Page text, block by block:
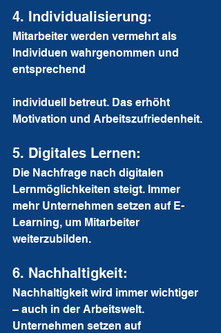
4. Individualisierung:
Mitarbeiter werden vermehrt als
Individuen wahrgenommen und
entsprechend
individuell betreut. Das erhöht
Motivation und Arbeitszufriedenheit.
5. Digitales Lernen:
Die Nachfrage nach digitalen
Lernmöglichkeiten steigt. Immer
mehr Unternehmen setzen auf E-
Learning, um Mitarbeiter
weiterzubilden.
6. Nachhaltigkeit:
Nachhaltigkeit wird immer wichtiger
– auch in der Arbeitswelt.
Unternehmen setzen auf